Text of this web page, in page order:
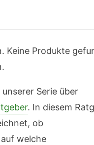
Keine Produkte
Serie über
. In diesem
ob
welche